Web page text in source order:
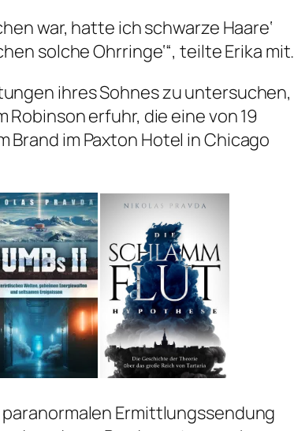
war, hatte ich schwarze Haare‘
solche Ohrringe‘“, teilte Erika mit.
ihres Sohnes zu untersuchen,
Robinson erfuhr, die eine von 19
Brand im Paxton Hotel in Chicago
paranormalen Ermittlungssendung